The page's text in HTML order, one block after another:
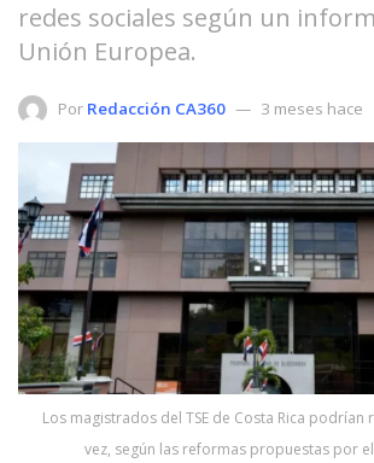
redes sociales según un
Unión Europea.
Por Redacción CA360 3 meses hace
Los magistrados del TSE de Costa Rica podrían
vez, según las reformas propuestas por